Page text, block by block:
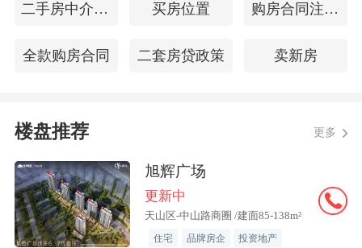
二手房中介佣金 买房位置 购房合同注意事项
全款购房合同 二套房贷政策 卖新房
楼盘推荐 更多
旭辉广场
更新中
天山区-中山路商圈 /建面85-138m²
住宅 品牌房企 投资地产